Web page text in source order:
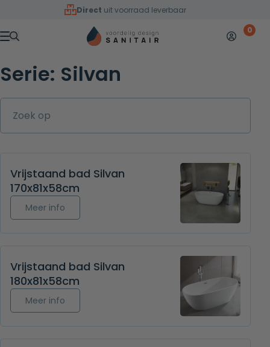
Overslaan naar inhoud
Direct uit voorraad leverbaar
Menu
Mijn 0
Serie: Silvan
Vrijstaand bad Silvan
170x81x58cm
Meer info Meer info over Vrijstaand bad Silvan
Vrijstaand bad Silvan
180x81x58cm
Meer info Meer info over Vrijstaand bad Silvan